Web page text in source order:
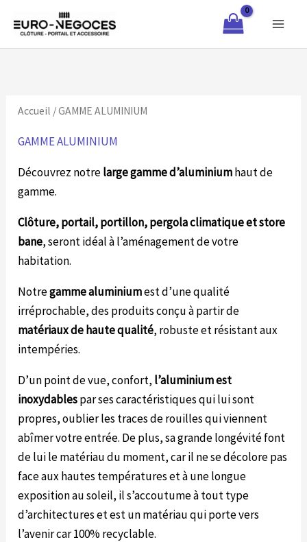
contenu
Accueil / GAMME ALUMINIUM
GAMME ALUMINIUM
Découvrez notrelarge gamme d’aluminiumhaut de
gamme.
Clôture, portail, portillon, pergola climatique et store
bane, seront idéal à l’aménagement de votre
habitation.
Notregamme aluminiumest d’une qualité
irréprochable, des produits conçu à partir de
matériaux de haute qualité, robuste et résistant aux
intempéries.
D’un point de vue, confort, l’aluminium est
inoxydablespar ses caractéristiques qui lui sont
propres, oublier les traces de rouilles qui viennent
abîmer votre entrée. De plus, sa grande longévité font
de lui le matériau du moment, car il ne se décolore pas
face aux hautes températures et à une longue
exposition au soleil, il s’accoutume à tout type
d’architectures et est un matériau qui porte vers
l’avenir car 100% recyclable.